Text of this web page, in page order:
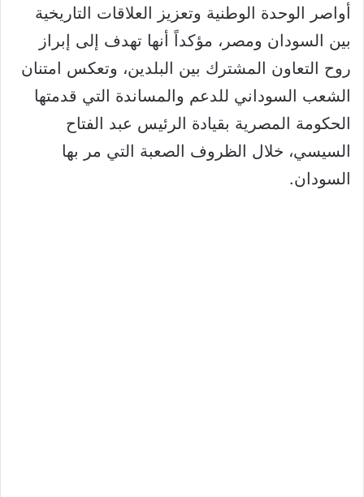
أواصر الوحدة الوطنية وتعزيز العلاقات التاريخية
بين السودان ومصر، مؤكداً أنها تهدف إلى إبراز
روح التعاون المشترك بين البلدين، وتعكس امتنان
الشعب السوداني للدعم والمساندة التي قدمتها
الحكومة المصرية بقيادة الرئيس عبد الفتاح
السيسي، خلال الظروف الصعبة التي مر بها
السودان.